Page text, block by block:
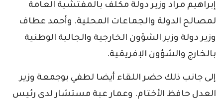
إبراهيم مراد وزير دولة مكلف بالمفتشية العامة
لمصالح الدولة والجماعات المحلية. وأحمد عطاف
وزير دولة وزير الشؤون الخارجية والجالية الوطنية
بالخارج والشؤون الإفريقية.
إلى جانب ذلك حضر اللقاء أيضا لطفي بوجمعة وزير
العدل حافظ الأختام. وعمار عبة مستشار لدى رئيس